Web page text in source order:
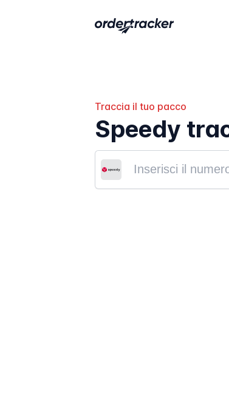
Traccia il tuo pacco
Speedy